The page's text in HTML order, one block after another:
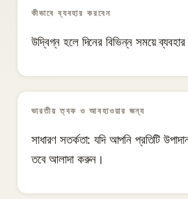
কীভাবে ব্যবহার করবেন
উদ্বিগ্ন হলে দিনের বিভিন্ন সময়ে
ভারতীয় ত্বক ও আবহাওয়ার জন্য
সাধারণ সতর্কতা: যদি আপনি প্রতিটি
তবে আলাদা করুন।